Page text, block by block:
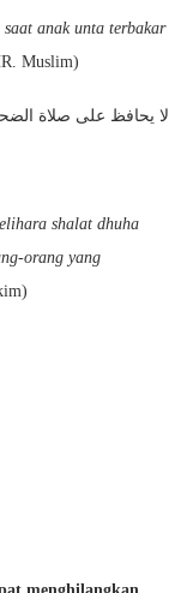
anak unta terbakar
Muslim)
لا يحافظ على صلاة
shalat dhuha
orang yang